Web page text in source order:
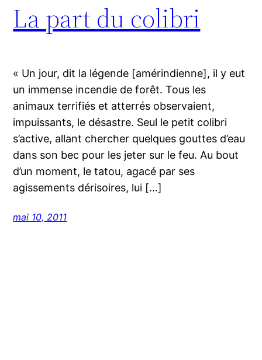
La part du colibri
« Un jour, dit la légende [amérindienne], il y eut
un immense incendie de forêt. Tous les
animaux terrifiés et atterrés observaient,
impuissants, le désastre. Seul le petit colibri
s’active, allant chercher quelques gouttes d’eau
dans son bec pour les jeter sur le feu. Au bout
d’un moment, le tatou, agacé par ses
agissements dérisoires, lui […]
mai 10, 2011